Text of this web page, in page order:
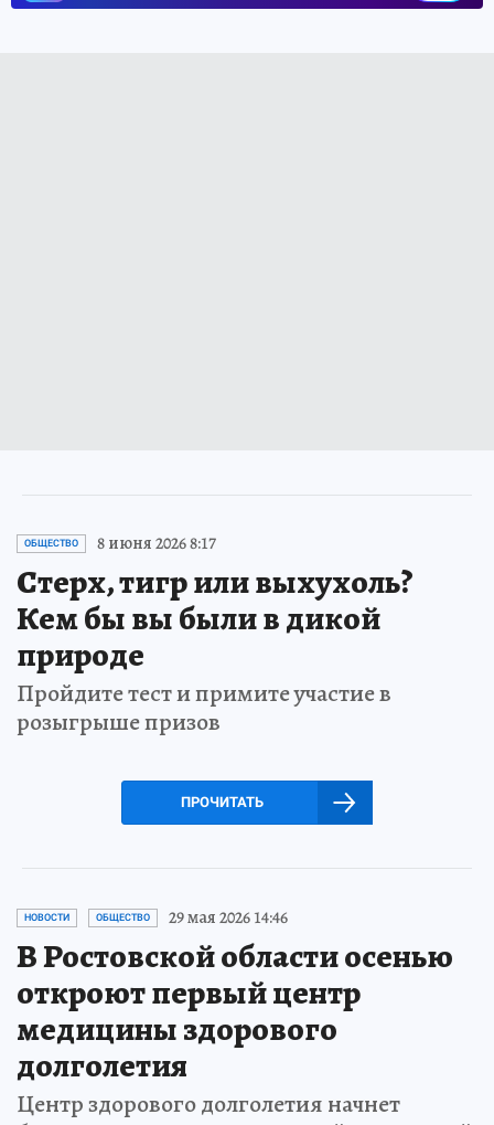
ОБЩЕСТВО 8 июня 2026 8:17
Стерх, тигр или выхухоль?
Кем бы вы были в дикой
природе
Пройдите тест и примите участие в
розыгрыше призов
ПРОЧИТАТЬ
НОВОСТИ ОБЩЕСТВО 29 мая 2026 14:46
В Ростовской области осенью
откроют первый центр
медицины здорового
долголетия
Центр здорового долголетия начнет